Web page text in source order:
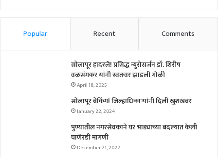
Popular Recent Comments
सोलापूर हादरले! प्रसिद्ध न्युरोसर्जन डॉ. शिरीष
वळसंगकर यांनी स्वतःवर झाडली गोळी
April 18, 2025
सोलापूर ब्रेकिंग! जिल्हाधिकाऱ्यांनी दिली खुशखबर
January 22, 2024
पुण्यातील नगरसेवकाने घर भाड्याच्या बदल्यात केली
घाणेरडी मागणी
December 21, 2022